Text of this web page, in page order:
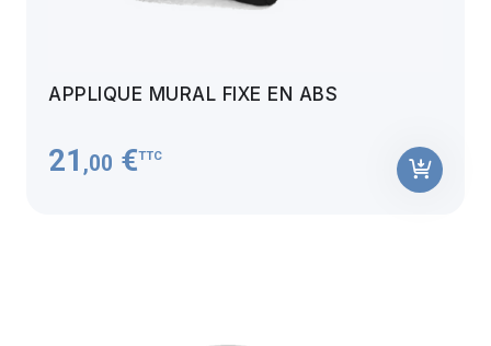
APPLIQUE MURAL FIXE EN ABS
21 ,00 €TTC